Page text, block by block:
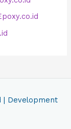
| Development